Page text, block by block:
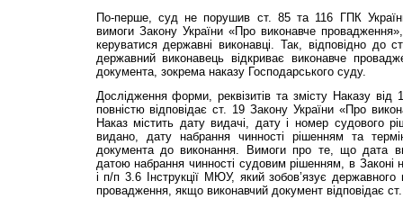
По-перше, суд не порушив ст. 85 та 116 ГПК
вимоги Закону України «Про виконавче
керуватися державні виконавці. Так, відповідно до
державний виконавець відкриває виконавче
документа, зокрема наказу Господарського суду.
Дослідження форми, реквізитів та змісту Наказу від
повністю відповідає ст. 19 Закону України «Про
Наказ містить дату видачі, дату і номер судового
видано, дату набрання чинності рішенням та
документа до виконання. Вимоги про те, що дата
датою набрання чинності судовим рішенням, в Законі
і п/п 3.6 Інструкції МЮУ, який зобов’язує державного
провадження, якщо виконавчий документ відповідає